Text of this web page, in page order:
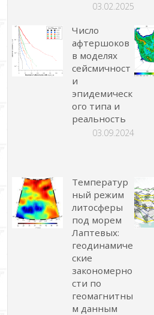
03.02.2025
Число
афтершоков
в моделях
сейсмичност
и
эпидемическ
ого типа и
реальность
03.09.2024
Температур
ный режим
литосферы
под морем
Лаптевых:
геодинамиче
ские
закономерно
сти по
геомагнитны
м данным